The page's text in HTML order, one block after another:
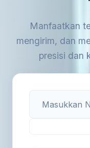
Manfaatkan
mengirim, dan
presisi dan